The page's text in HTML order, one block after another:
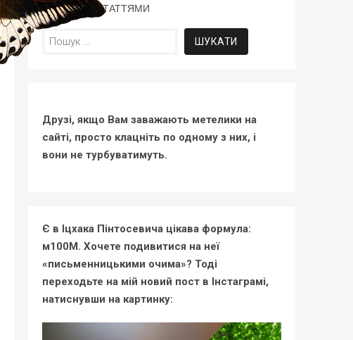
ПОШУК ЗА СТАТТЯМИ
Пошук:
Друзі, якщо Вам заважають метелики на
сайті, просто клацніть по одному з них, і
вони не турбуватимуть.
Є в Іцхака Пінтосевича цікава формула:
м100М. Хочете подивитися на неї
«письменницькими очима»? Тоді
переходьте на мій новий пост в Інстаграмі,
натиснувши на картинку: